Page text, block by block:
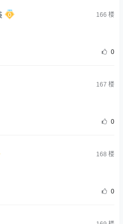
166 楼
0
167 楼
0
168 楼
0